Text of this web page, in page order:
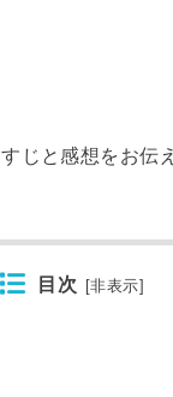
じと感想をお伝
目次 [非表示